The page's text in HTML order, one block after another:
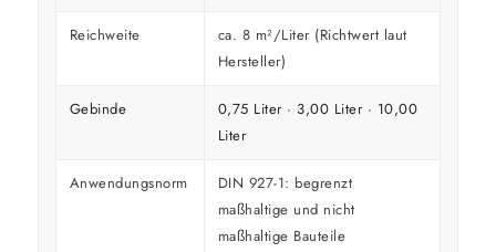
Reichweite
ca. 8 m²/Liter (Richtwert laut
Hersteller)
Gebinde
0,75 Liter · 3,00 Liter · 10,00
Liter
Anwendungsnorm
DIN 927-1: begrenzt
maßhaltige und nicht
maßhaltige Bauteile